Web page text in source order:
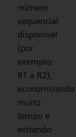
número
sequencial
disponível
(por
exemplo:
R1 a R2),
economizando
muito
tempo e
evitando